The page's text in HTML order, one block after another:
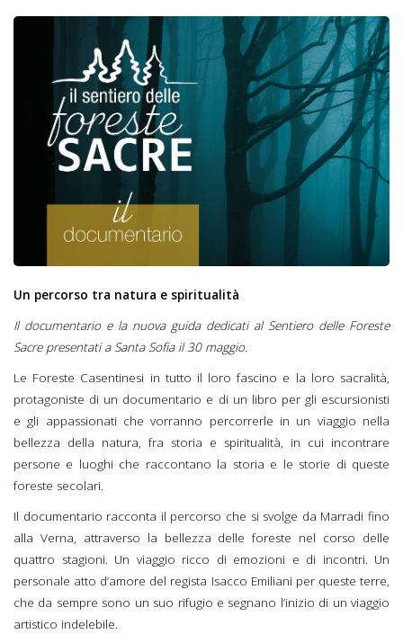
Un percorso tra natura e spiritualità
Il documentario e la nuova guida dedicati al Sentiero delle Foreste
Sacre presentati a Santa Sofia il 30 maggio.
Le Foreste Casentinesi in tutto il loro fascino e la loro sacralità,
protagoniste di un documentario e di un libro per gli escursionisti
e gli appassionati che vorranno percorrerle in un viaggio nella
bellezza della natura, fra storia e spiritualità, in cui incontrare
persone e luoghi che raccontano la storia e le storie di queste
foreste secolari.
Il documentario racconta il percorso che si svolge da Marradi fino
alla Verna, attraverso la bellezza delle foreste nel corso delle
quattro stagioni. Un viaggio ricco di emozioni e di incontri. Un
personale atto d’amore del regista Isacco Emiliani per queste terre,
che da sempre sono un suo rifugio e segnano l’inizio di un viaggio
artistico indelebile.